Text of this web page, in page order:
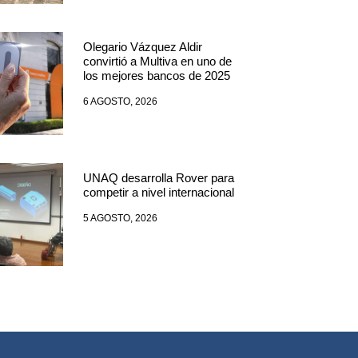
Olegario Vázquez Aldir
convirtió a Multiva en uno de
los mejores bancos de 2025
6 AGOSTO, 2026
UNAQ desarrolla Rover para
competir a nivel internacional
5 AGOSTO, 2026